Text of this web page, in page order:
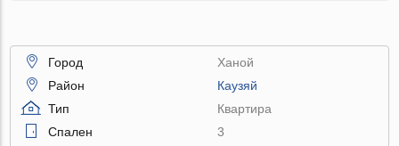
Город
Ханой
Район
Каузяй
Тип
Квартира
Спален
3